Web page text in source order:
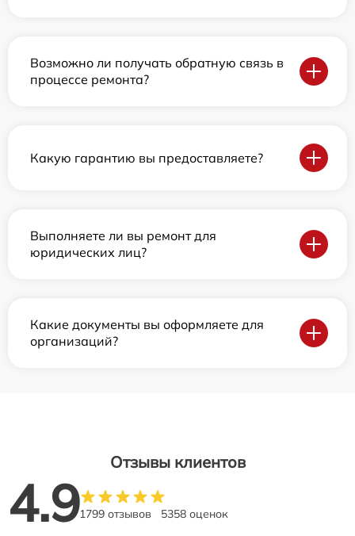
Возможно ли получать обратную связь в
процессе ремонта?
Какую гарантию вы предоставляете?
Выполняете ли вы ремонт для
юридических лиц?
Какие документы вы оформляете для
организаций?
Отзывы клиентов
4.91799 отзывов 5358 оценок